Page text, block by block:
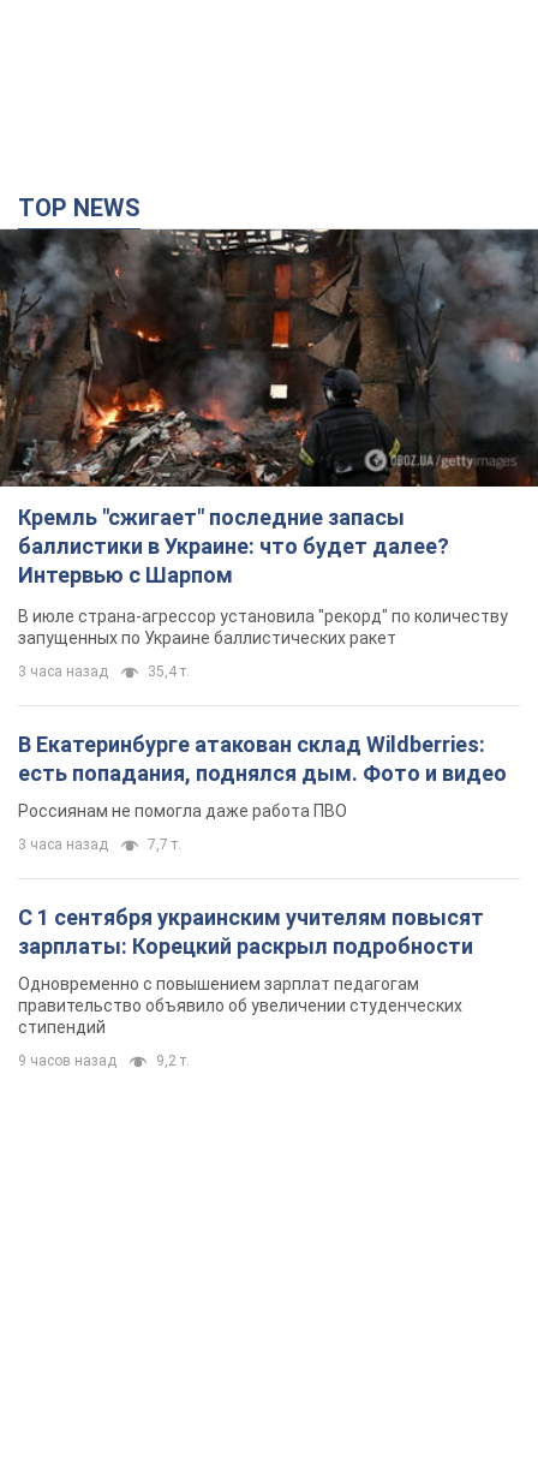
TOP NEWS
Кремль "сжигает" последние запасы
баллистики в Украине: что будет далее?
Интервью с Шарпом
В июле страна-агрессор установила "рекорд" по количеству
запущенных по Украине баллистических ракет
3 часа назад 35,4 т.
В Екатеринбурге атакован склад Wildberries:
есть попадания, поднялся дым. Фото и видео
Россиянам не помогла даже работа ПВО
3 часа назад 7,7 т.
С 1 сентября украинским учителям повысят
зарплаты: Корецкий раскрыл подробности
Одновременно с повышением зарплат педагогам
правительство объявило об увеличении студенческих
стипендий
9 часов назад 9,2 т.